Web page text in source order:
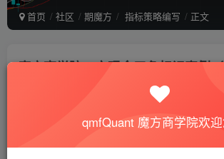
首页 社区 期魔方 指标策略编写 正文
魔方商学院：实现金三角标记案例
qmfQuant 魔方商学院欢